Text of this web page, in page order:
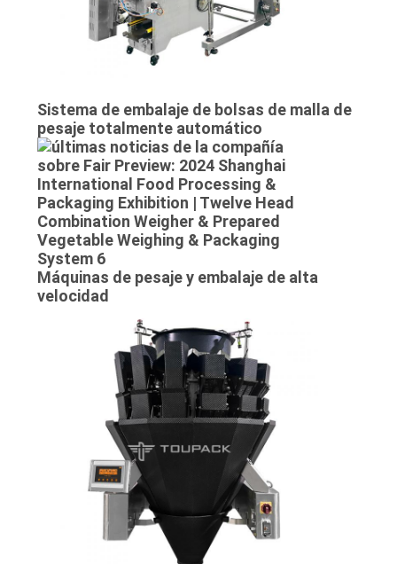
Sistema de embalaje de bolsas de malla de
pesaje totalmente automático
Máquinas de pesaje y embalaje de alta
velocidad